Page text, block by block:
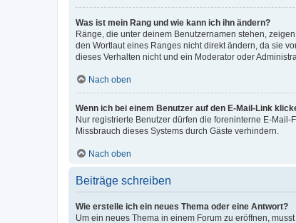
Was ist mein Rang und wie kann ich ihn ändern?
Ränge, die unter deinem Benutzernamen stehen,
den Wortlaut eines Ranges nicht direkt ändern, da sie
dieses Verhalten nicht und ein Moderator oder
Nach oben
Wenn ich bei einem Benutzer auf den E-Mail-Link
Nur registrierte Benutzer dürfen die foreninterne E-
Missbrauch dieses Systems durch Gäste verhindern.
Nach oben
Beiträge schreiben
Wie erstelle ich ein neues Thema oder eine Antwort?
Um ein neues Thema in einem Forum zu eröffnen,